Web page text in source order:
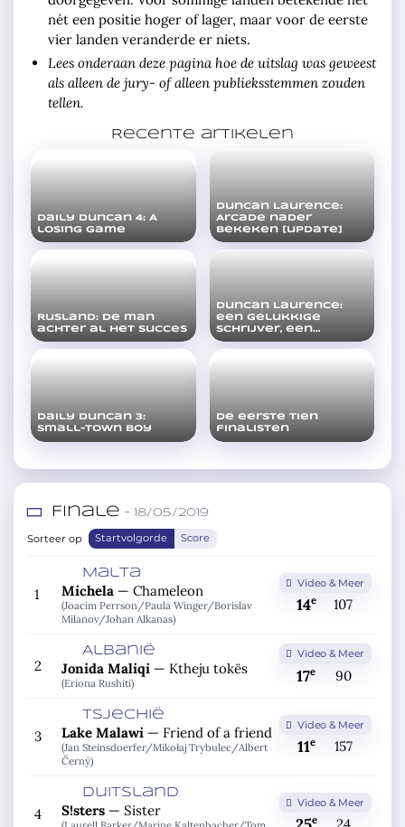
nét een positie hoger of lager, maar voor de eerste
vier landen veranderde er niets.
Lees onderaan deze pagina hoe de uitslag was geweest
als alleen de jury- of alleen publieksstemmen zouden
tellen.
Recente artikelen
Daily Duncan 4: A
losing game
Duncan Laurence:
Arcade nader
bekeken [update]
Rusland: de man
achter al het succes
Duncan Laurence:
een gelukkige
schrijver, een
gelukkige zanger
Daily Duncan 3:
Small-town boy
De eerste tien
finalisten
Finale – 18/05/2019
Sorteer op Startvolgorde Score
1
Malta
Michela— Chameleon
(Joacim Perrson/Paula Winger/Borislav
Milanov/Johan Alkanas)
Video & Meer
14e 107
2
Albanië
Jonida Maliqi— Ktheju tokës
(Eriona Rushiti)
Video & Meer
17e 90
3
Tsjechië
Lake Malawi— Friend of a friend
(Jan Steinsdoerfer/Mikołaj Trybulec/Albert
Černý)
Video & Meer
11e 157
4
Duitsland
S!sters— Sister Video & Meer
e